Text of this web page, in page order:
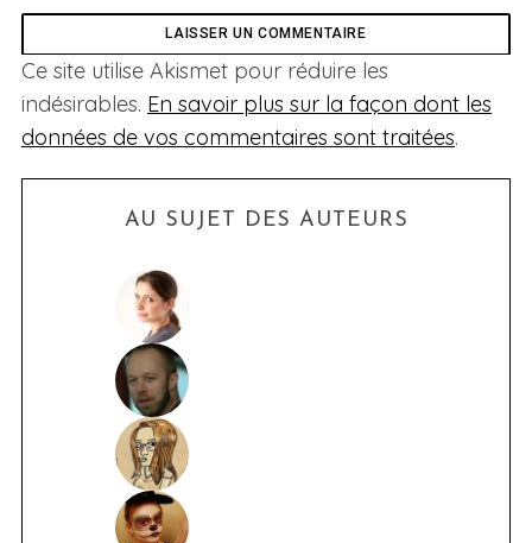
Ce site utilise Akismet pour réduire les
indésirables. En savoir plus sur la façon dont les
données de vos commentaires sont traitées.
AU SUJET DES AUTEURS